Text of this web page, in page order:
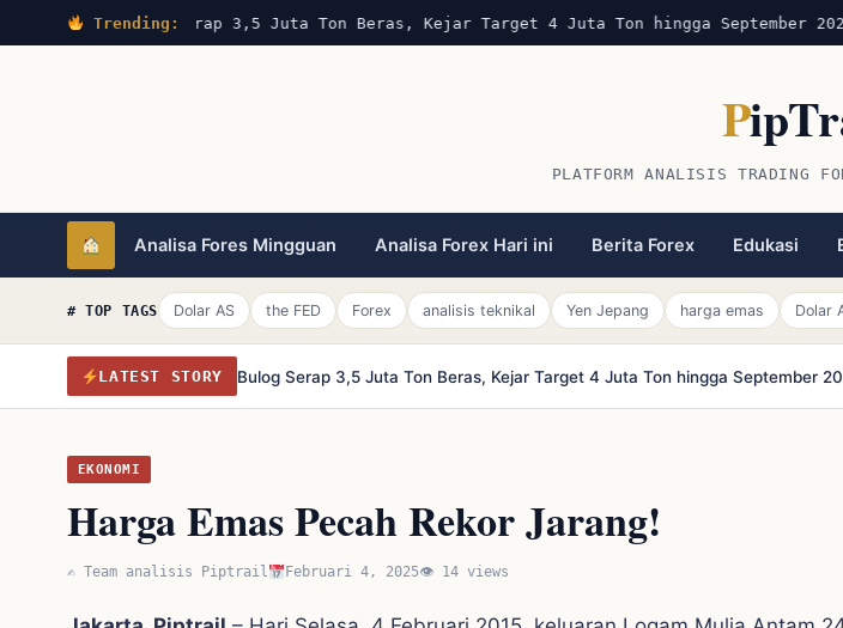
Trending:
Bulog Serap 3,5 Juta Ton Beras, Kejar Target 4 Juta Ton hingga September 2026
P
PLATFORM ANALISIS TRADING
Analisa Fores Mingguan Analisa Forex Hari ini Berita Forex Edukasi
# TOP TAGS Dolar AS the FED Forex analisis teknikal Yen Jepang harga emas Dolar
LATEST STORY Bulog Serap 3,5 Juta Ton Beras, Kejar Target 4 Juta Ton hingga September
EKONOMI
Harga Emas Pecah Rekor Jarang!
✍️ Team analisis Piptrail Februari 4, 2025👁 14 views